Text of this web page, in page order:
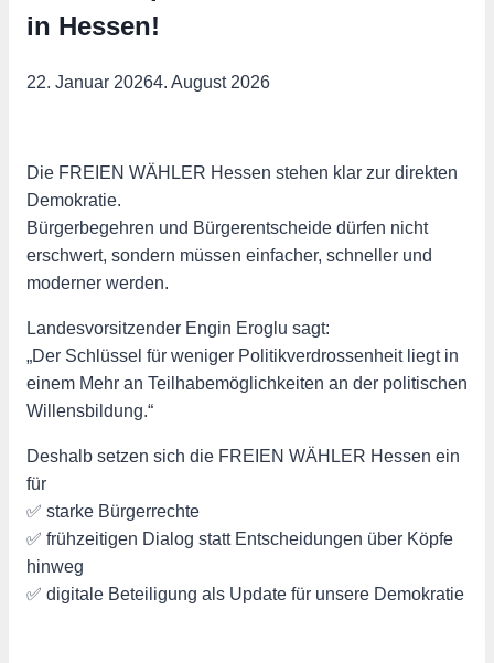
in Hessen!
22. Januar 20264. August 2026
Die FREIEN WÄHLER Hessen stehen klar zur direkten
Demokratie.
Bürgerbegehren und Bürgerentscheide dürfen nicht
erschwert, sondern müssen einfacher, schneller und
moderner werden.
Landesvorsitzender Engin Eroglu sagt:
„Der Schlüssel für weniger Politikverdrossenheit liegt in
einem Mehr an Teilhabemöglichkeiten an der politischen
Willensbildung.“
Deshalb setzen sich die FREIEN WÄHLER Hessen ein
für
✅ starke Bürgerrechte
✅ frühzeitigen Dialog statt Entscheidungen über Köpfe
hinweg
✅ digitale Beteiligung als Update für unsere Demokratie